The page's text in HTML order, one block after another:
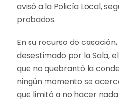
avisó a la Policía Local,
probados.
En su recurso de
desestimado por la Sala,
que no quebrantó la
ningún momento se
que limitó a no hacer